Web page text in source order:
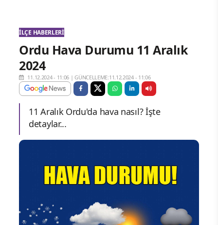
İLÇE HABERLERI
Ordu Hava Durumu 11 Aralık
2024
11.12.2024 - 11:06 |GÜNCELLEME:11.12.2024 - 11:06
11 Aralık Ordu'da hava nasıl? İşte
detaylar...